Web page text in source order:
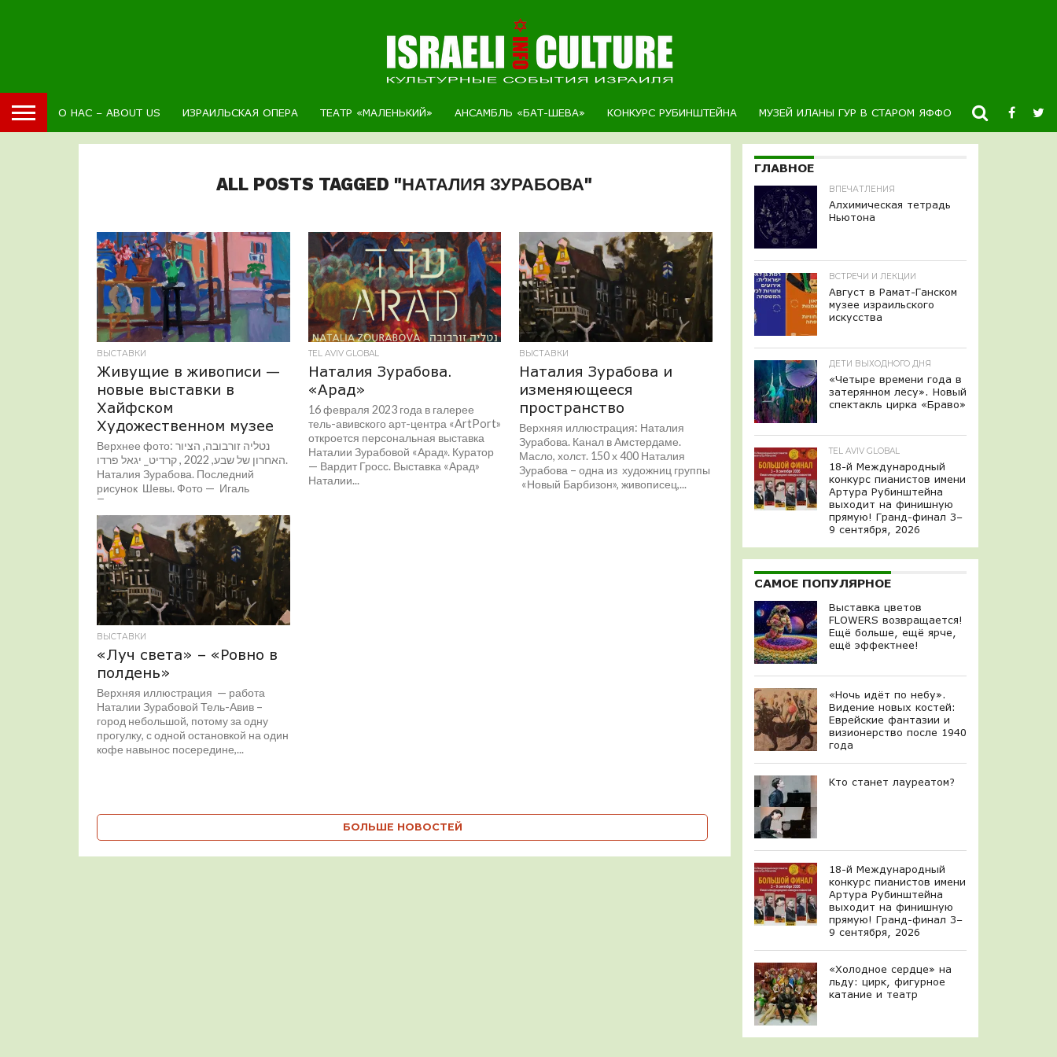
О НАС – ABOUT US ИЗРАИЛЬСКАЯ ОПЕРА ТЕАТР «МАЛЕНЬКИЙ» АНСАМБЛЬ «БАТ-ШЕВА» КОНКУРС РУБИНШТЕЙНА МУЗЕЙ ИЛАНЫ ГУР В СТАРОМ ЯФФО НОВОСТИ
ALL POSTS TAGGED "НАТАЛИЯ ЗУРАБОВА"
ВЫСТАВКИ
Живущие в живописи —
новые выставки в
Хайфском
Художественном музее
Верхнее фото: נטליה זורבובה, הציור
האחרון של שבע, 2022 , קרדיט_ יגאל פרדו.
Наталия Зурабова. Последний
рисунок Шевы. Фото — Игаль
Пардо...
TEL AVIV GLOBAL
Наталия Зурабова.
«Арад»
16 февраля 2023 года в галерее
тель-авивского арт-центра «ArtPort»
откроется персональная выставка
Наталии Зурабовой «Арад». Куратор
— Вардит Гросс. Выставка «Арад»
Наталии...
ВЫСТАВКИ
Наталия Зурабова и
изменяющееся
пространство
Верхняя иллюстрация: Наталия
Зурабова. Канал в Амстердаме.
Масло, холст. 150 х 400 Наталия
Зурабова – одна из художниц группы
«Новый Барбизон», живописец,...
ВЫСТАВКИ
«Луч света» – «Ровно в
полдень»
Верхняя иллюстрация — работа
Наталии Зурабовой Тель-Авив –
город небольшой, потому за одну
прогулку, с одной остановкой на один
кофе навынос посередине,...
БОЛЬШЕ НОВОСТЕЙ
ГЛАВНОЕ
ВПЕЧАТЛЕНИЯ
Алхимическая тетрадь
Ньютона
ВСТРЕЧИ И ЛЕКЦИИ
Август в Рамат-Ганском
музее израильского
искусства
ДЕТИ ВЫХОДНОГО ДНЯ
«Четыре времени года в
затерянном лесу». Новый
спектакль цирка «Браво»
TEL AVIV GLOBAL
18-й Международный
конкурс пианистов имени
Артура Рубинштейна
выходит на финишную
прямую! Гранд-финал 3–
9 сентября, 2026
САМОЕ ПОПУЛЯРНОЕ
Выставка цветов
FLOWERS возвращается!
Ещё больше, ещё ярче,
ещё эффектнее!
«Ночь идёт по небу».
Видение новых костей:
Еврейские фантазии и
визионерство после 1940
года
Кто станет лауреатом?
18-й Международный
конкурс пианистов имени
Артура Рубинштейна
выходит на финишную
прямую! Гранд-финал 3–
9 сентября, 2026
«Холодное сердце» на
льду: цирк, фигурное
катание и театр